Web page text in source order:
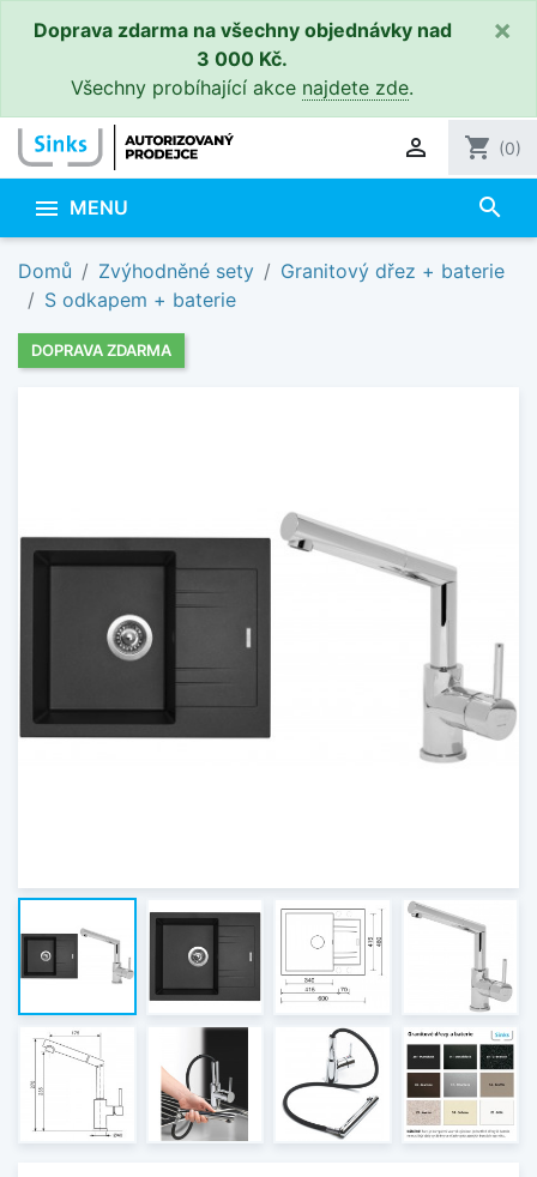
Doprava zdarma na všechny objednávky nad
3 000 Kč.
Všechny probíhající akce najdete zde.
×
 shopping_cart (0)
 MENU search
Domů Zvýhodněné sety
Granitový dřez + baterie
S odkapem + baterie
DOPRAVA ZDARMA